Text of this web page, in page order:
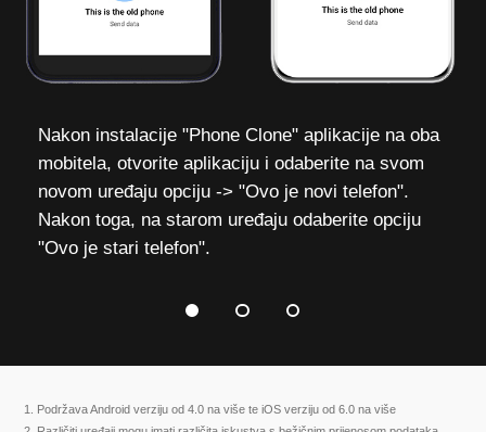
Nakon instalacije "Phone Clone" aplikacije na oba
mobitela, otvorite aplikaciju i odaberite na svom
novom uređaju opciju -> "Ovo je novi telefon".
Nakon toga, na starom uređaju odaberite opciju
"Ovo je stari telefon".
Otvorite "Phone Clone" aplikaciju i
odredite koji je mobitel stari, a koji novi.
1. Podržava Android verziju od 4.0 na više te iOS verziju od 6.0 na više